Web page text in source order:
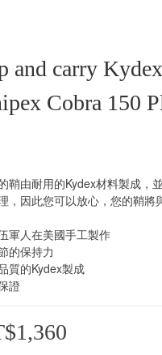
and carry
Cobra 150
鞘由耐用的Kydex材料製成，
，因此您可以放心，您的鞘將
軍人在美國手工製作
的保持力
質的Kydex製成
證